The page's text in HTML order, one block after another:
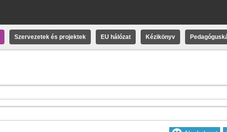
Szervezetek és projektek EU hálózat Kézikönyv